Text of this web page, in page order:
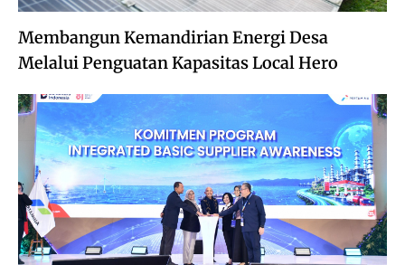
Membangun Kemandirian Energi Desa
Melalui Penguatan Kapasitas Local Hero